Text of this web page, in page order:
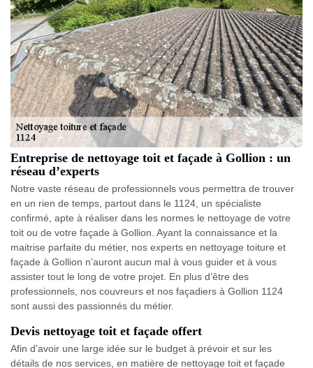
Entreprise de nettoyage toit et façade à Gollion : un
réseau d’experts
Notre vaste réseau de professionnels vous permettra de trouver
en un rien de temps, partout dans le 1124, un spécialiste
confirmé, apte à réaliser dans les normes le nettoyage de votre
toit ou de votre façade à Gollion. Ayant la connaissance et la
maitrise parfaite du métier, nos experts en nettoyage toiture et
façade à Gollion n’auront aucun mal à vous guider et à vous
assister tout le long de votre projet. En plus d’être des
professionnels, nos couvreurs et nos façadiers à Gollion 1124
sont aussi des passionnés du métier.
Devis nettoyage toit et façade offert
Afin d’avoir une large idée sur le budget à prévoir et sur les
détails de nos services, en matière de nettoyage toit et façade